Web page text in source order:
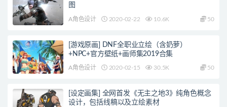
图
A角色设计 2020-02-22 10.6K 50
[游戏原画] DNF全职业立绘（含奶萝）
+NPC+官方壁纸+画师集2019合集
A角色设计 2020-02-15 30.5K 50
[设定画集] 全网首发《无主之地3》纯角色概念
设计，包括线稿以及立绘素材